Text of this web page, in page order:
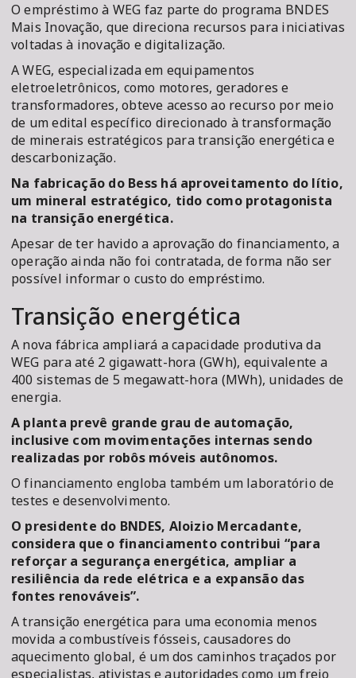
O empréstimo à WEG faz parte do programa BNDES
Mais Inovação, que direciona recursos para iniciativas
voltadas à inovação e digitalização.
A WEG, especializada em equipamentos
eletroeletrônicos, como motores, geradores e
transformadores, obteve acesso ao recurso por meio
de um edital específico direcionado à transformação
de minerais estratégicos para transição energética e
descarbonização.
Na fabricação do Bess há aproveitamento do lítio,
um mineral estratégico, tido como protagonista
na transição energética.
Apesar de ter havido a aprovação do financiamento, a
operação ainda não foi contratada, de forma não ser
possível informar o custo do empréstimo.
Transição energética
A nova fábrica ampliará a capacidade produtiva da
WEG para até 2 gigawatt-hora (GWh), equivalente a
400 sistemas de 5 megawatt-hora (MWh), unidades de
energia.
A planta prevê grande grau de automação,
inclusive com movimentações internas sendo
realizadas por robôs móveis autônomos.
O financiamento engloba também um laboratório de
testes e desenvolvimento.
O presidente do BNDES, Aloizio Mercadante,
considera que o financiamento contribui “para
reforçar a segurança energética, ampliar a
resiliência da rede elétrica e a expansão das
fontes renováveis”.
A transição energética para uma economia menos
movida a combustíveis fósseis, causadores do
aquecimento global, é um dos caminhos traçados por
especialistas, ativistas e autoridades como um freio